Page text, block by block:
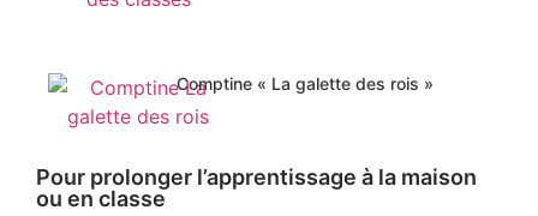
Comptine « La galette des rois »
Pour prolonger l’apprentissage à la maison
ou en classe